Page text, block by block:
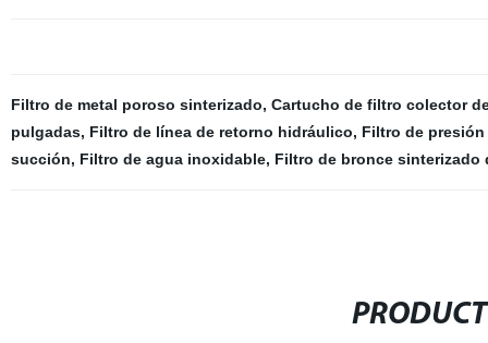
Filtro de metal poroso sinterizado, Cartucho de filtro colector
pulgadas, Filtro de línea de retorno hidráulico, Filtro de presión
succión, Filtro de agua inoxidable, Filtro de bronce sinterizado